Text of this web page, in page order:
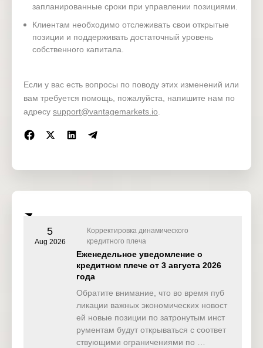
2026
Thursday 15:30
Price
Index
28 May
2026
Thursday 17:00
Home
Friday 15:00 EUR
29 May
2026
Friday 16:45
Chicago
запланированные сроки при управлении позициями.
Клиентам необходимо отслеживать свои открытые
позиции и поддерживать достаточный уровень
собственного капитала.
Если у вас есть вопросы по поводу этих изменений или
вам требуется помощь, пожалуйста, напишите нам по
адресу support@vantagemarkets.io
5
Aug 2026
Корректировка динамического
кредитного плеча
Еженедельное уведомление о
кредитном плече от 3 августа 2026
года
Обратите внимание, что во время пуб
ликации важных экономических новост
ей новые позиции по затронутым инст
рументам будут открываться с соответ
ствующими ограничениями по …